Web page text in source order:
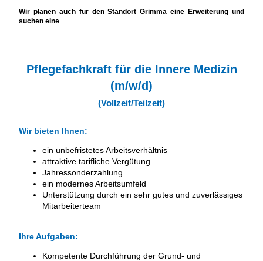
Wir planen auch für den Standort Grimma eine Erweiterung und
suchen eine
Pflegefachkraft für die Innere Medizin
(m/w/d)
(Vollzeit/Teilzeit)
Wir bieten Ihnen:
ein unbefristetes Arbeitsverhältnis
attraktive tarifliche Vergütung
Jahressonderzahlung
ein modernes Arbeitsumfeld
Unterstützung durch ein sehr gutes und zuverlässiges
Mitarbeiterteam
Ihre Aufgaben:
Kompetente Durchführung der Grund- und